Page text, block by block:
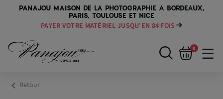
PANAJOU MAISON DE LA PHOTOGRAPHIE A BORDEAUX,
PARIS, TOULOUSE ET NICE
PAYER VOTRE MATÉRIEL JUSQU'EN 84 FOIS
0
chevron_left Retour